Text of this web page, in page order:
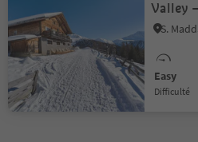
Valley
Easy
Difficulté